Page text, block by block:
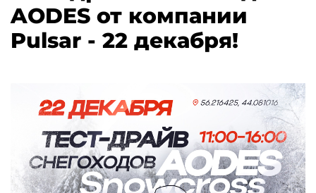
AODES от компании
Pulsar - 22 декабря!